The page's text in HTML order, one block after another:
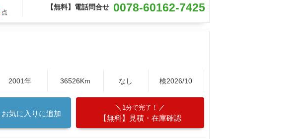
点
【無料】電話問合せ 0078-60162-7425
2001年 36526Km なし 検2026/10
お気に入りに追加
1分で完了！
【無料】見積・在庫確認